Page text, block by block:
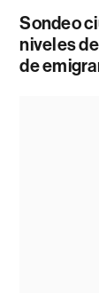
Sondeo
niveles
de